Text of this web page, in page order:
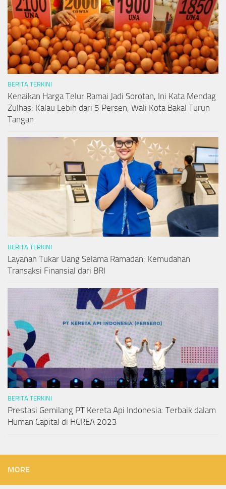
BERITA TERKINI
Kenaikan Harga Telur Ramai Jadi Sorotan, Ini Kata Mendag
Zulhas: Kalau Lebih dari 5 Persen, Wali Kota Bakal Turun
Tangan
BERITA TERKINI
Layanan Tukar Uang Selama Ramadan: Kemudahan
Transaksi Finansial dari BRI
BERITA TERKINI
Prestasi Gemilang PT Kereta Api Indonesia: Terbaik dalam
Human Capital di HCREA 2023
MORE